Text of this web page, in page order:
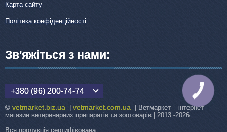
Карта сайту
Політика конфіденційності
Зв'яжіться з нами:
+380 (96) 200-74-74
© vetmarket.biz.ua vetmarket.com.ua | Ветмаркет – інтернет-
магазин ветеринарних препаратів та зоотоварів | 2013 -2026
Вся продукція сертифікована
КНОПКА
ЗВ'ЯЗКУ